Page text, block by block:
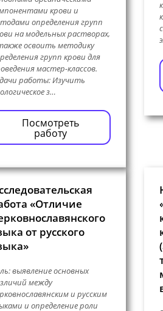
крови и
определения групп
на модельных растворах,
освоить методику
групп крови для
мастер-классов.
работы: Изучить
з…
Посмотреть
работу
«Отличие
от русского
выявление основных
между
и русским
и определение роли